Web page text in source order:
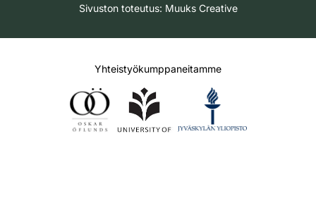
Sivuston toteutus: Muuks Creative
Yhteistyökumppaneitamme